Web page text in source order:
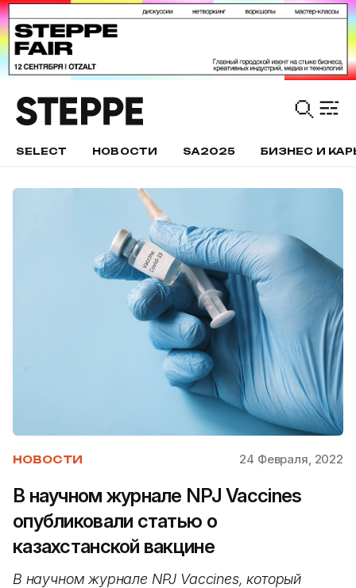
SELECT НОВОСТИ SA2025 БИЗНЕС И
НОВОСТИ 24 Февраля, 2022
В научном журнале NPJ Vaccines
опубликовали статью о
казахстанской вакцине
В научном журнале NPJ Vaccines, который